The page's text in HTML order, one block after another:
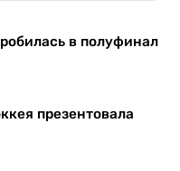
в полуфинал
презентовала